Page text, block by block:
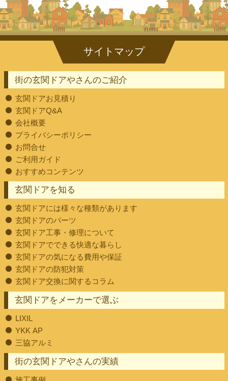
街の玄関ドアやさんのご紹介
玄関ドアお見積り
玄関ドアQ&A
会社概要
プライバシーポリシー
お問合せ
ご利用ガイド
おすすめコンテンツ
街の玄関ドアやさんの実績
玄関ドアを知る
玄関ドアには様々な種類があります
玄関ドアのパーツ
玄関ドア工事・修理について
玄関ドアでできる快適な暮らし
玄関ドアの気になる費用や保証
玄関ドアの防犯対策
玄関ドア交換に関するコラム
玄関ドアをメーカーで選ぶ
LIXIL
YKK AP
三協アルミ